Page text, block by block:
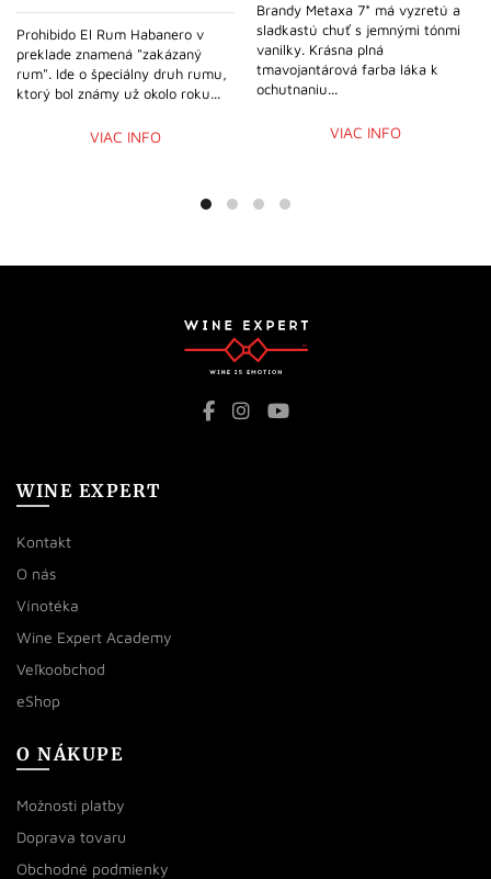
Prohibido El Rum Habanero v
preklade znamená "zakázaný
rum". Ide o špeciálny druh rumu,
ktorý bol známy už okolo roku...
VIAC INFO
Brandy Metaxa 7* má vyzretú a
sladkastú chuť s jemnými tónmi
vanilky. Krásna plná
tmavojantárová farba láka k
ochutnaniu...
VIAC INFO
WINE EXPERT
Kontakt
O nás
Vínotéka
Wine Expert Academy
Veľkoobchod
eShop
O NÁKUPE
Možnosti platby
Doprava tovaru
Obchodné podmienky